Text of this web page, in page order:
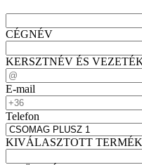
CÉGNÉV
KERSZTNÉV ÉS
E-mail
Telefon
KIVÁLASZTOTT TERMÉK